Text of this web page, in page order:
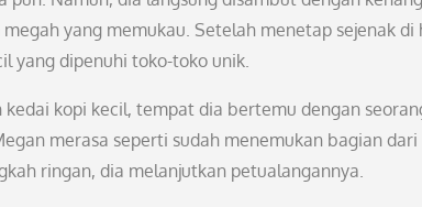
yang memukau. Setelah menetap sejenak di
yang dipenuhi toko-toko unik.
kopi kecil, tempat dia bertemu dengan
merasa seperti sudah menemukan bagian dari
ringan, dia melanjutkan petualangannya.